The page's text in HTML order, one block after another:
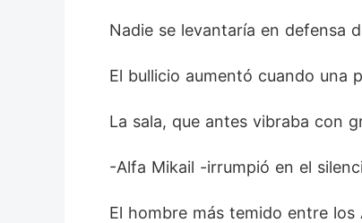
Nadie se levantaría en defensa
El bullicio aumentó cuando una
La sala, que antes vibraba con
-Alfa Mikail -irrumpió en el
El hombre más temido entre los